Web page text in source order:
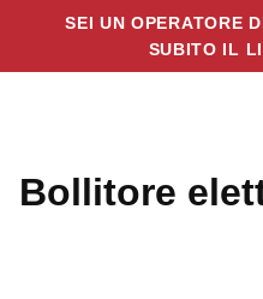
SEI UN OPERATORE
SUBITO IL
Bollitore